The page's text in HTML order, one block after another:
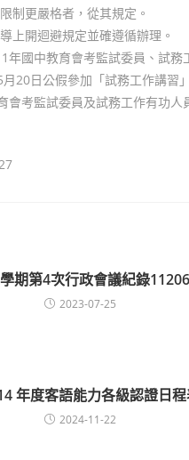
制更嚴格者，從其規定。
上開迴避規定並確遵循辦理。
年國中教育會考監試委員、試務
20日公假參加「試務工作講習
會考監試委員及試務工作有功人
期第4次行政會議紀錄
2023-07-25
年度客語能力各級認證日
2024-11-22